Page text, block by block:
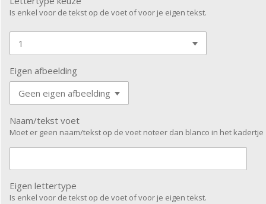
Is enkel voor de tekst op de voet of voor je eigen tekst.
Eigen afbeelding
Naam/tekst voet
Moet er geen naam/tekst op de voet noteer dan blanco in het kadertje
Eigen lettertype
Is enkel voor de tekst op de voet of voor je eigen tekst.